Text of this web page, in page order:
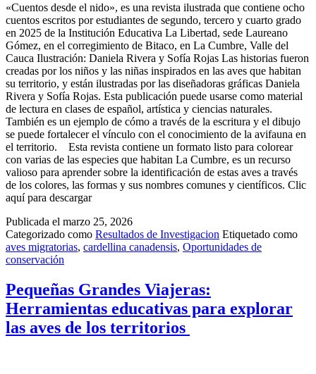
«Cuentos desde el nido», es una revista ilustrada que contiene ocho
cuentos escritos por estudiantes de segundo, tercero y cuarto grado
en 2025 de la Institución Educativa La Libertad, sede Laureano
Gómez, en el corregimiento de Bitaco, en La Cumbre, Valle del
Cauca Ilustración: Daniela Rivera y Sofía Rojas Las historias fueron
creadas por los niños y las niñas inspirados en las aves que habitan
su territorio, y están ilustradas por las diseñadoras gráficas Daniela
Rivera y Sofía Rojas. Esta publicación puede usarse como material
de lectura en clases de español, artística y ciencias naturales.
También es un ejemplo de cómo a través de la escritura y el dibujo
se puede fortalecer el vínculo con el conocimiento de la avifauna en
el territorio. Esta revista contiene un formato listo para colorear
con varias de las especies que habitan La Cumbre, es un recurso
valioso para aprender sobre la identificación de estas aves a través
de los colores, las formas y sus nombres comunes y científicos. Clic
aquí para descargar
Publicada el marzo 25, 2026
Categorizado como Resultados de Investigacion Etiquetado como
aves migratorias, cardellina canadensis, Oportunidades de
conservación
Pequeñas Grandes Viajeras:
Herramientas educativas para explorar
las aves de los territorios